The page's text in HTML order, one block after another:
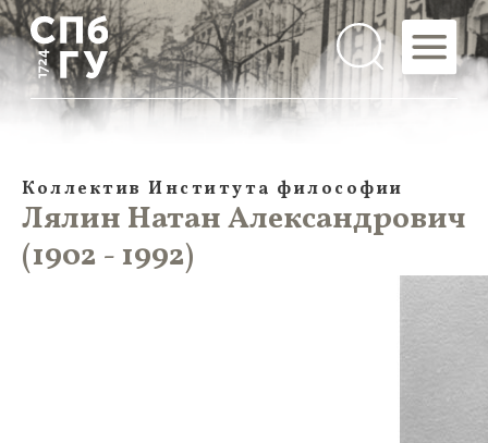
Коллектив Института философии
Лялин Натан Александрович
(1902 - 1992)